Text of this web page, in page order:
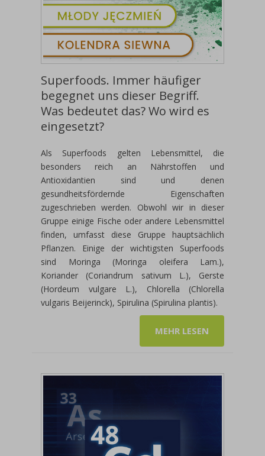
Superfoods. Immer häufiger
begegnet uns dieser Begriff.
Was bedeutet das? Wo wird es
eingesetzt?
Als Superfoods gelten Lebensmittel, die
besonders reich an Nährstoffen und
Antioxidantien sind und denen
gesundheitsfördernde Eigenschaften
zugeschrieben werden. Obwohl wir in dieser
Gruppe einige Fische oder andere Lebensmittel
finden, umfasst diese Gruppe hauptsächlich
Pflanzen. Einige der wichtigsten Superfoods
sind Moringa (Moringa oleifera Lam.),
Koriander (Coriandrum sativum L.), Gerste
(Hordeum vulgare L.), Chlorella (Chlorella
vulgaris Beijerinck), Spirulina (Spirulina plantis).
MEHR LESEN